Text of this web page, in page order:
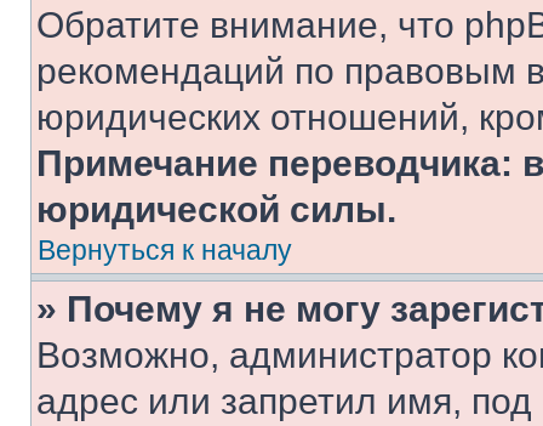
Обратите внимание, что
рекомендаций по правовым
юридических отношений,
Примечание переводчика:
юридической силы.
Вернуться к началу
» Почему я не могу
Возможно, администратор
адрес или запретил имя,